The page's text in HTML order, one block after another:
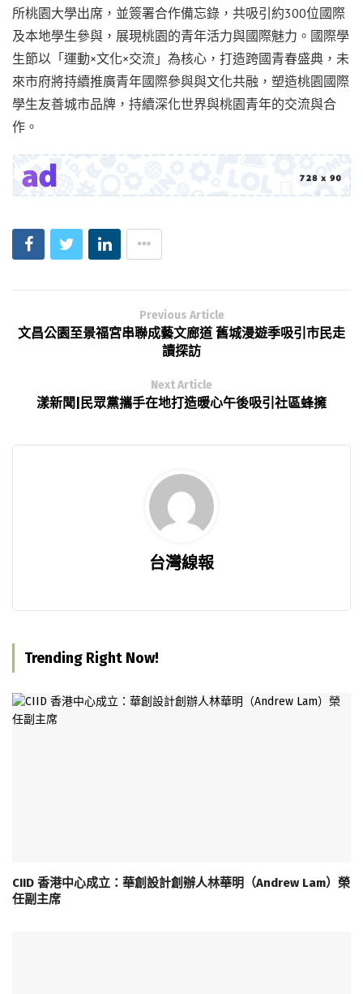
所桃園大學出席，並簽署合作備忘錄，共吸引約300位國際
及本地學生參與，展現桃園的青年活力與國際魅力。國際學
生節以「運動×文化×交流」為核心，打造跨國青春盛典，未
來市府將持續推廣青年國際參與與文化共融，塑造桃園國際
學生友善城市品牌，持續深化世界與桃園青年的交流與合
作。
Previous Article
文昌公園至景福宮串聯成藝文廊道 舊城漫遊季吸引市民走
讀探訪
Next Article
漾新聞|民眾黨攜手在地打造暖心午後吸引社區蜂擁
台灣線報
Trending Right Now!
CIID 香港中心成立：華創設計創辦人林華明（Andrew Lam）榮
任副主席